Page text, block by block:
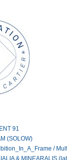
91
(SOLOW)
/
& MINEARALIS